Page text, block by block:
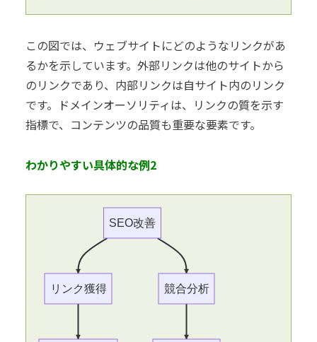
この図では、ウェブサイトにどのようなリンクがあ
るかを示しています。外部リンクは他のサイトから
のリンクであり、内部リンクは自サイト内のリンク
です。ドメインオーソリティは、リンクの質を示す
指標で、コンテンツの品質も重要な要素です。
わかりやすい具体的な例2
SEO改善
リンク獲得 競合分析